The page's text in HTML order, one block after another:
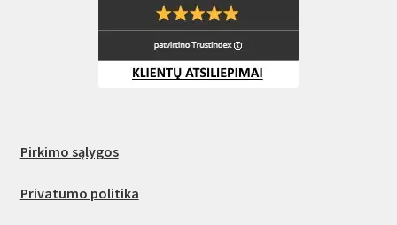
Pirkimo sąlygos
Privatumo politika